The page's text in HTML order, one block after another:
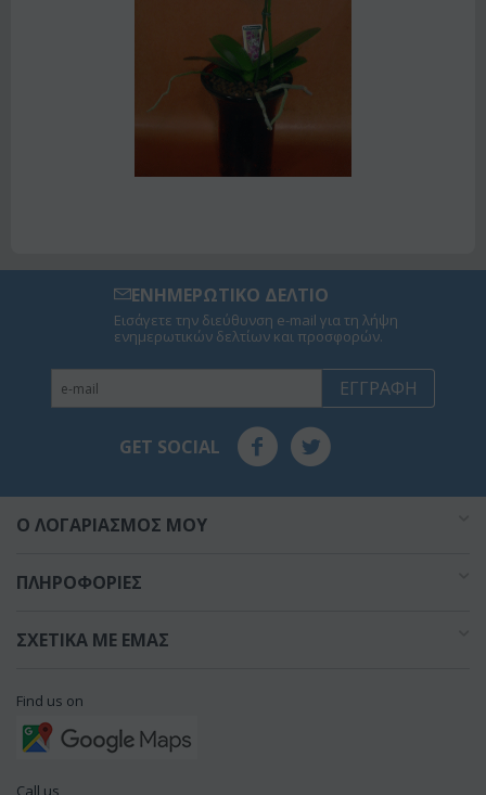
ΕΝΗΜΕΡΩΤΙΚΟ ΔΕΛΤΙΟ
Εισάγετε την διεύθυνση e-mail για τη λήψη
ενημερωτικών δελτίων και προσφορών.
ΕΓΓΡΑΦΉ
GET SOCIAL
O ΛΟΓΑΡΙΑΣΜΌΣ ΜΟΥ
ΠΛΗΡΟΦΟΡΊΕΣ
ΣΧΕΤΙΚΆ ΜΕ ΕΜΆΣ
Find us on
Call us